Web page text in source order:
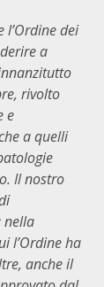
l’Ordine dei
a
rivolto
e
a quelli
Il nostro
nella
l’Ordine ha
anche il